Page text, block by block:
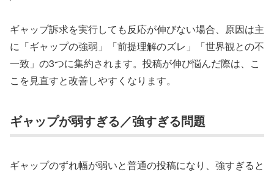
ギャップ訴求を実行しても反応が伸びない場合、原因は主
に「ギャップの強弱」「前提理解のズレ」「世界観との不
一致」の3つに集約されます。投稿が伸び悩んだ際は、こ
こを見直すと改善しやすくなります。
ギャップが弱すぎる／強すぎる問題
ギャップのずれ幅が弱いと普通の投稿になり、強すぎると